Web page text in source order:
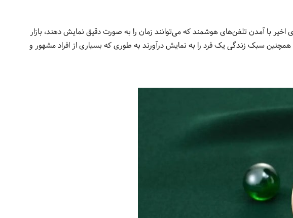
اخیر با آمدن تلفن‌های هوشمند که می‌توانند زمان را به صورت دقیق نمایش دهند، بازار
سبک زندگی یک فرد را به نمایش درآورند به طوری که بسیاری از افراد مشهور و